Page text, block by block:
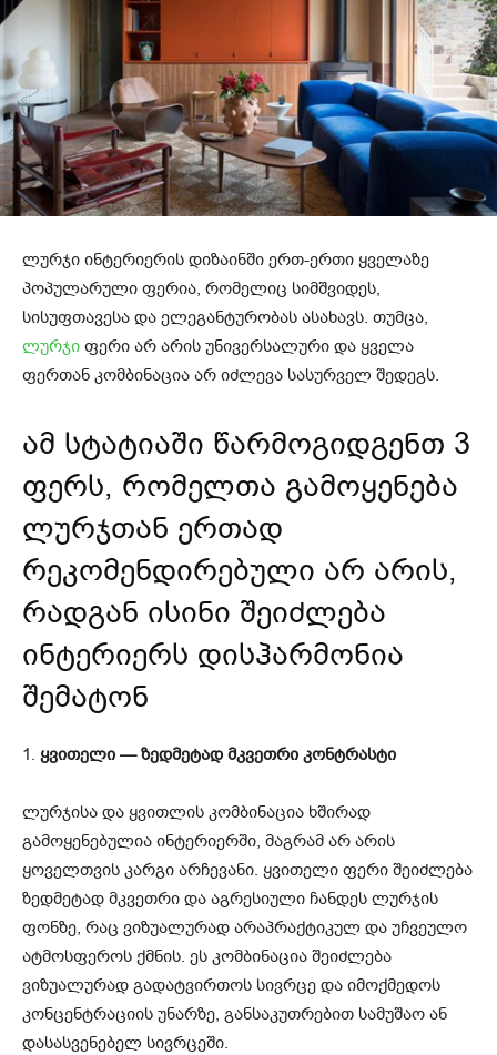
ლურჯი ინტერიერის დიზაინში ერთ-ერთი ყველაზე
პოპულარული ფერია, რომელიც სიმშვიდეს,
სისუფთავესა და ელეგანტურობას ასახავს. თუმცა,
ლურჯი ფერი არ არის უნივერსალური და ყველა
ფერთან კომბინაცია არ იძლევა სასურველ შედეგს.
ამ სტატიაში წარმოგიდგენთ 3
ფერს, რომელთა გამოყენება
ლურჯთან ერთად
რეკომენდირებული არ არის,
რადგან ისინი შეიძლება
ინტერიერს დისჰარმონია
შემატონ
1. ყვითელი — ზედმეტად მკვეთრი კონტრასტი
ლურჯისა და ყვითლის კომბინაცია ხშირად
გამოყენებულია ინტერიერში, მაგრამ არ არის
ყოველთვის კარგი არჩევანი. ყვითელი ფერი შეიძლება
ზედმეტად მკვეთრი და აგრესიული ჩანდეს ლურჯის
ფონზე, რაც ვიზუალურად არაპრაქტიკულ და უჩვეულო
ატმოსფეროს ქმნის. ეს კომბინაცია შეიძლება
ვიზუალურად გადატვირთოს სივრცე და იმოქმედოს
კონცენტრაციის უნარზე, განსაკუთრებით სამუშაო ან
დასასვენებელ სივრცეში.